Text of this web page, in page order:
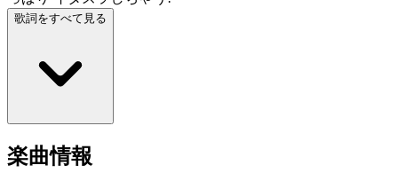
歌詞をすべて見る
楽曲情報